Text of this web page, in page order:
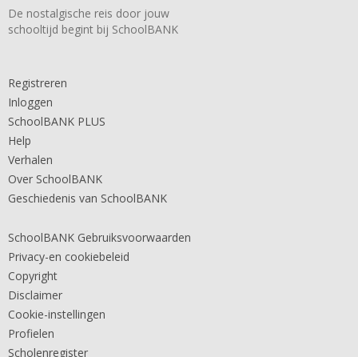
De nostalgische reis door jouw
schooltijd begint bij SchoolBANK
Registreren
Inloggen
SchoolBANK PLUS
Help
Verhalen
Over SchoolBANK
Geschiedenis van SchoolBANK
SchoolBANK Gebruiksvoorwaarden
Privacy-en cookiebeleid
Copyright
Disclaimer
Cookie-instellingen
Profielen
Scholenregister